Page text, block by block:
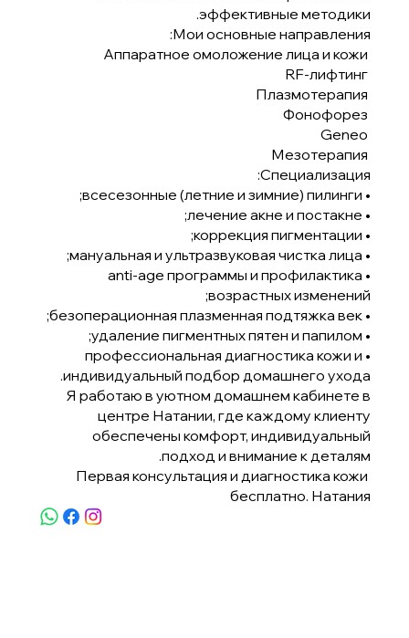
эффективные методики.
Мои основные направления:
RF-лифтинг
Специализация:
• всесезонные (летние и зимние) пилинги;
• лечение акне и постакне;
• коррекция пигментации;
• мануальная и ультразвуковая чистка лица;
• anti-age программы и профилактика
возрастных изменений;
• безоперационная плазменная подтяжка век;
• удаление пигментных пятен и папилом;
• профессиональная диагностика кожи и
индивидуальный подбор домашнего ухода.
Я работаю в уютном домашнем кабинете в
центре Натании, где каждому клиенту
обеспечены комфорт, индивидуальный
подход и внимание к деталям.
Первая консультация и диагностика кожи
бесплатно. Натания